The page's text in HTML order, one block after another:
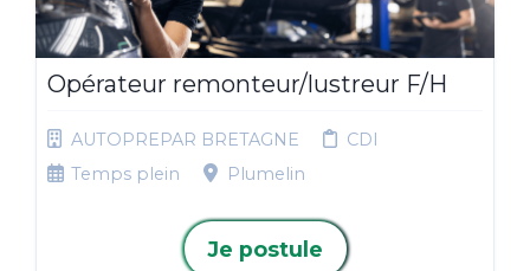
Opérateur remonteur/lustreur F/H
AUTOPREPAR BRETAGNE
CDI
Temps plein
Plumelin
Je postule